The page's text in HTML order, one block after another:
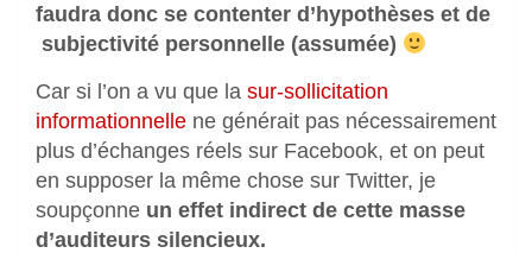
faudra donc se contenter d’hypothèses et de
subjectivité personnelle (assumée)
Car si l’on a vu que la sur-sollicitation
informationnelle ne générait pas nécessairement
plus d’échanges réels sur Facebook, et on peut
en supposer la même chose sur Twitter, je
soupçonne un effet indirect de cette masse
d’auditeurs silencieux.